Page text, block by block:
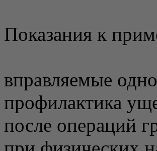
Показания к
вправляемые
профилактика
после операций